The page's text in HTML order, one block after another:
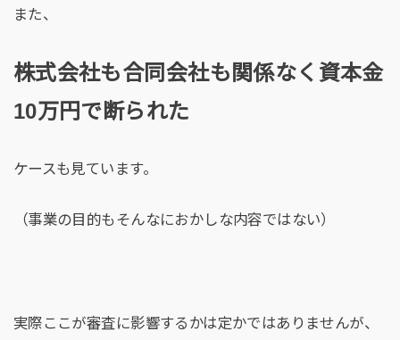
また、
株式会社も合同会社も関係なく資本金
10万円で断られた
ケースも見ています。
（事業の目的もそんなにおかしな内容ではない）
実際ここが審査に影響するかは定かではありませんが、